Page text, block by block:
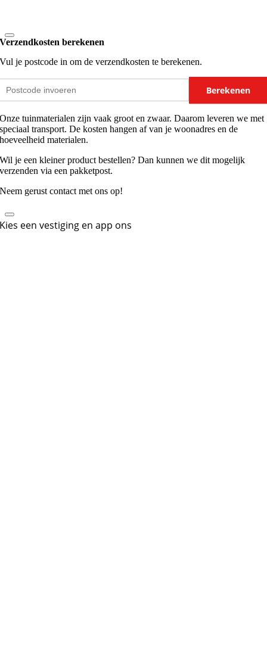
Verzendkosten berekenen
Vul je postcode in om de verzendkosten te berekenen.
Berekenen
Onze tuinmaterialen zijn vaak groot en zwaar. Daarom leveren we met
speciaal transport. De kosten hangen af van je woonadres en de
hoeveelheid materialen.
Wil je een kleiner product bestellen? Dan kunnen we dit mogelijk
verzenden via een pakketpost.
Neem gerust contact met ons op!
Kies een vestiging en app ons